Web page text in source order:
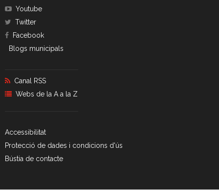
Youtube
Twitter
Facebook
Blogs municipals
Canal RSS
Webs de la A a la Z
Accessibilitat
Protecció de dades i condicions d'ús
Bústia de contacte